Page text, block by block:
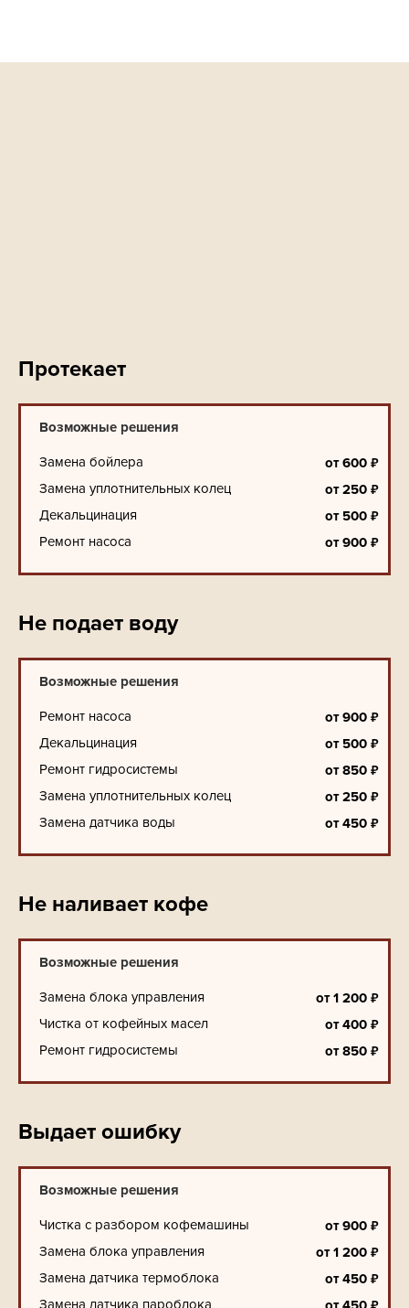
Протекает
Возможные решения
Замена бойлера от 600 ₽
Замена уплотнительных колец от 250 ₽
Декальцинация от 500 ₽
Ремонт насоса от 900 ₽
Не подает воду
Возможные решения
Ремонт насоса от 900 ₽
Декальцинация от 500 ₽
Ремонт гидросистемы от 850 ₽
Замена уплотнительных колец от 250 ₽
Замена датчика воды от 450 ₽
Не наливает кофе
Возможные решения
Замена блока управления от 1 200 ₽
Чистка от кофейных масел от 400 ₽
Ремонт гидросистемы от 850 ₽
Выдает ошибку
Возможные решения
Чистка с разбором кофемашины от 900 ₽
Замена блока управления от 1 200 ₽
Замена датчика термоблока от 450 ₽
Замена датчика пароблока